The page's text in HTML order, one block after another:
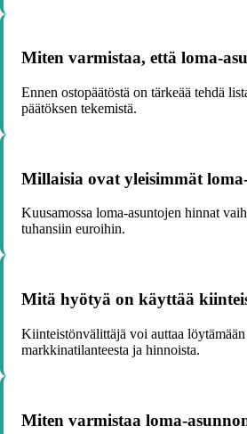
Miten varmistaa, että loma-
Ennen ostopäätöstä on tärkeää tehdä
päätöksen tekemistä.
Millaisia ovat yleisimmät
Kuusamossa loma-asuntojen hinnat
tuhansiin euroihin.
Mitä hyötyä on käyttää
Kiinteistönvälittäjä voi auttaa
markkinatilanteesta ja hinnoista.
Miten varmistaa loma-